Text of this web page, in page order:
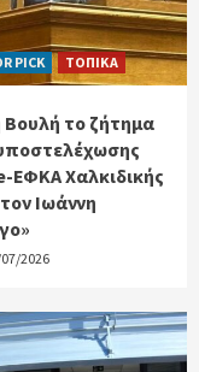
PICK ΤΟΠΙΚΑ
Βουλή το ζήτημα
ΕΦΚΑ Χαλκιδικής
Ιωάννη
2026